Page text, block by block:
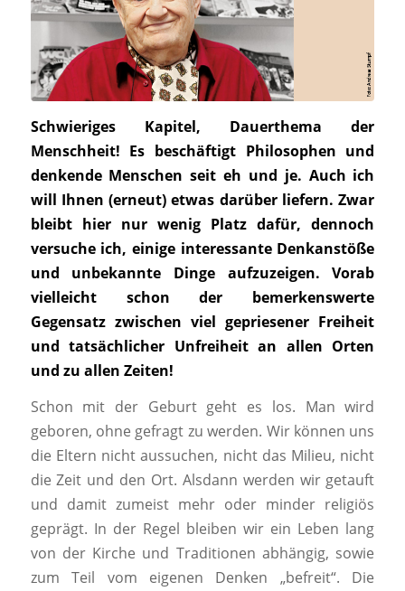
Schwieriges Kapitel, Dauerthema der
Menschheit! Es beschäftigt Philosophen und
denkende Menschen seit eh und je. Auch ich
will Ihnen (erneut) etwas darüber liefern. Zwar
bleibt hier nur wenig Platz dafür, dennoch
versuche ich, einige interessante Denkanstöße
und unbekannte Dinge aufzuzeigen. Vorab
vielleicht schon der bemerkenswerte
Gegensatz zwischen viel gepriesener Freiheit
und tatsächlicher Unfreiheit an allen Orten
und zu allen Zeiten!
Schon mit der Geburt geht es los. Man wird
geboren, ohne gefragt zu werden. Wir können uns
die Eltern nicht aussuchen, nicht das Milieu, nicht
die Zeit und den Ort. Alsdann werden wir getauft
und damit zumeist mehr oder minder religiös
geprägt. In der Regel bleiben wir ein Leben lang
von der Kirche und Traditionen abhängig, sowie
zum Teil vom eigenen Denken „befreit“. Die